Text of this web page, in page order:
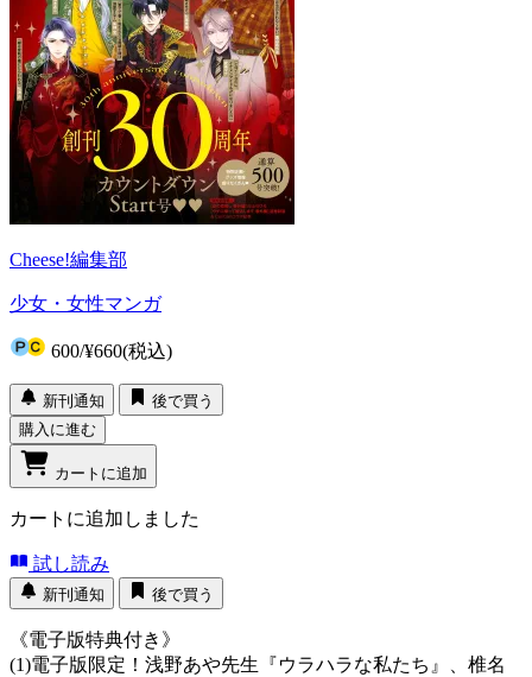
Cheese!編集部
少女・女性マンガ
600/¥660(税込)
新刊通知
後で買う
購入に進む
カートに追加
カートに追加しました
試し読み
新刊通知 後で買う
《電子版特典付き》
(1)電子版限定！浅野あや先生『ウラハラな私たち』、椎名